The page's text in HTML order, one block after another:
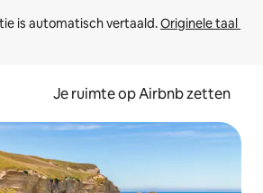
is automatisch vertaald. Originele taal
Je ruimte op Airbnb zetten